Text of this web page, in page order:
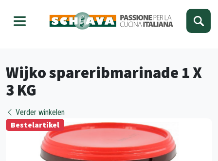
Wijko spareribmarinade 1 X
3 KG
Verder winkelen
Bestelartikel